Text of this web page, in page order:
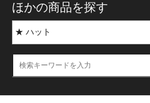
ほかの商品を探す